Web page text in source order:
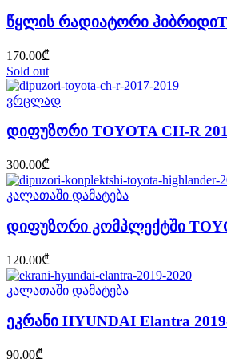
წყლის რადიატორი
170.00₾
Sold out
ვრცლად
დიფუზორი TOYOTA CH-R
300.00₾
კალათაში დამატება
დიფუზორი კომპლექტში
120.00₾
კალათაში დამატება
ეკრანი HYUNDAI Elantra
90.00₾